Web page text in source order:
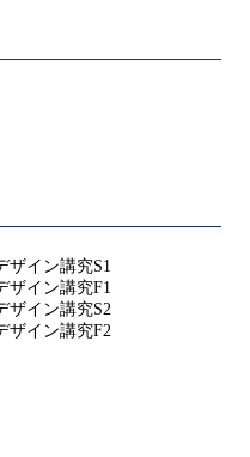
ザイン講究S1
ザイン講究F1
ザイン講究S2
ザイン講究F2